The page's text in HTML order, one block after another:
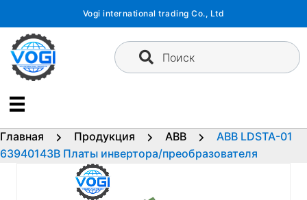
содержимому
Vogi international trading Co., Ltd
Поиск
Главная Продукция ABB
ABB LDSTA-01
63940143B Платы инвертора/преобразователя